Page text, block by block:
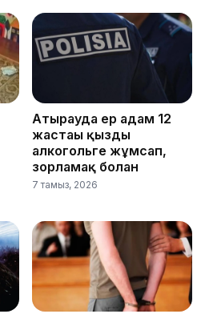
Атырауда ер адам 12
жастағы қызды
алкогольге жұмсап,
зорламақ болған
7 тамыз, 2026